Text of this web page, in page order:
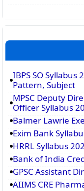
IBPS SO Syllabus
Pattern, Subject
MPSC Deputy
Officer Syllabus
Balmer Lawrie
Exim Bank
HRRL Syllabus
Bank of India
GPSC Assistant
AIIMS CRE